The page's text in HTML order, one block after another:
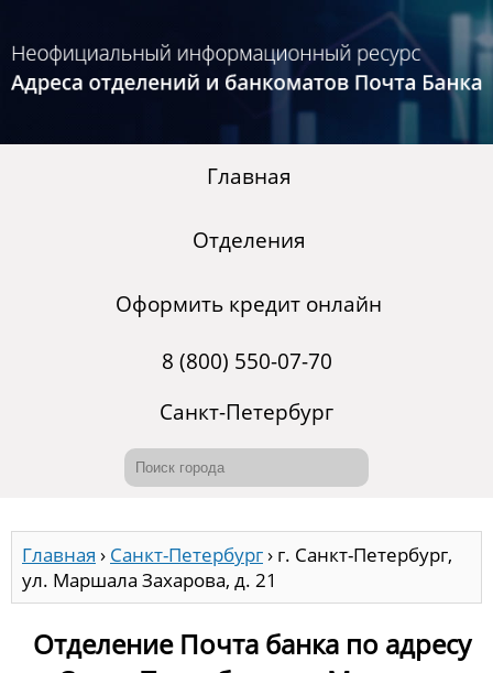
Главная
Отделения
Оформить кредит онлайн
8 (800) 550-07-70
Санкт-Петербург
Главная › Санкт-Петербург› г. Санкт-Петербург,
ул. Маршала Захарова, д. 21
Отделение Почта банка по адресу